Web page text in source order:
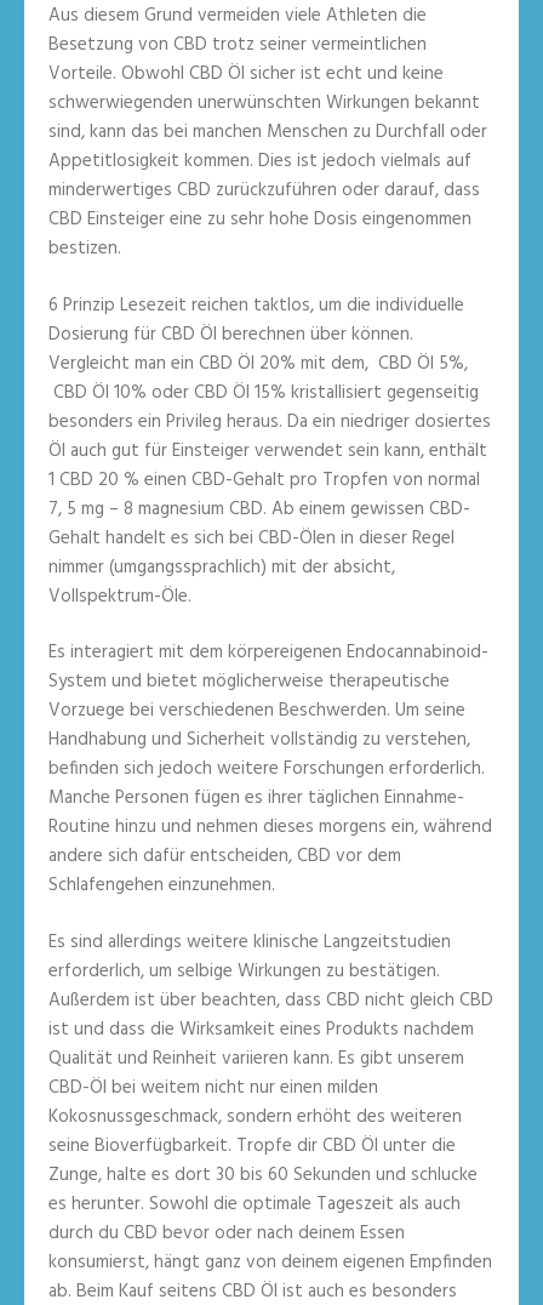
Aus diesem Grund vermeiden viele Athleten die
Besetzung von CBD trotz seiner vermeintlichen
Vorteile. Obwohl CBD Öl sicher ist echt und keine
schwerwiegenden unerwünschten Wirkungen bekannt
sind, kann das bei manchen Menschen zu Durchfall oder
Appetitlosigkeit kommen. Dies ist jedoch vielmals auf
minderwertiges CBD zurückzuführen oder darauf, dass
CBD Einsteiger eine zu sehr hohe Dosis eingenommen
bestizen.
6 Prinzip Lesezeit reichen taktlos, um die individuelle
Dosierung für CBD Öl berechnen über können.
Vergleicht man ein CBD Öl 20% mit dem, CBD Öl 5%,
CBD Öl 10% oder CBD Öl 15% kristallisiert gegenseitig
besonders ein Privileg heraus. Da ein niedriger dosiertes
Öl auch gut für Einsteiger verwendet sein kann, enthält
1 CBD 20 % einen CBD-Gehalt pro Tropfen von normal
7, 5 mg – 8 magnesium CBD. Ab einem gewissen CBD-
Gehalt handelt es sich bei CBD-Ölen in dieser Regel
nimmer (umgangssprachlich) mit der absicht,
Vollspektrum-Öle.
Es interagiert mit dem körpereigenen Endocannabinoid-
System und bietet möglicherweise therapeutische
Vorzuege bei verschiedenen Beschwerden. Um seine
Handhabung und Sicherheit vollständig zu verstehen,
befinden sich jedoch weitere Forschungen erforderlich.
Manche Personen fügen es ihrer täglichen Einnahme-
Routine hinzu und nehmen dieses morgens ein, während
andere sich dafür entscheiden, CBD vor dem
Schlafengehen einzunehmen.
Es sind allerdings weitere klinische Langzeitstudien
erforderlich, um selbige Wirkungen zu bestätigen.
Außerdem ist über beachten, dass CBD nicht gleich CBD
ist und dass die Wirksamkeit eines Produkts nachdem
Qualität und Reinheit variieren kann. Es gibt unserem
CBD-Öl bei weitem nicht nur einen milden
Kokosnussgeschmack, sondern erhöht des weiteren
seine Bioverfügbarkeit. Tropfe dir CBD Öl unter die
Zunge, halte es dort 30 bis 60 Sekunden und schlucke
es herunter. Sowohl die optimale Tageszeit als auch
durch du CBD bevor oder nach deinem Essen
konsumierst, hängt ganz von deinem eigenen Empfinden
ab. Beim Kauf seitens CBD Öl ist auch es besonders